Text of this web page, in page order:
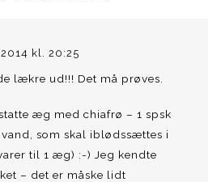
kl. 20:25
lækre ud!!! Det må prøves.
æg med chiafrø – 1 spsk
som skal iblødssættes i
til 1 æg) :-) Jeg kendte
– det er måske lidt